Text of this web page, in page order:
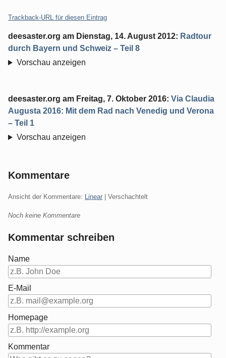
Trackback-URL für diesen Eintrag
deesaster.org am Dienstag, 14. August 2012: Radtour
durch Bayern und Schweiz – Teil 8
Vorschau anzeigen
deesaster.org am Freitag, 7. Oktober 2016: Via Claudia
Augusta 2016: Mit dem Rad nach Venedig und Verona
– Teil 1
Vorschau anzeigen
Kommentare
Ansicht der Kommentare: Linear | Verschachtelt
Noch keine Kommentare
Kommentar schreiben
Name
E-Mail
Homepage
Kommentar